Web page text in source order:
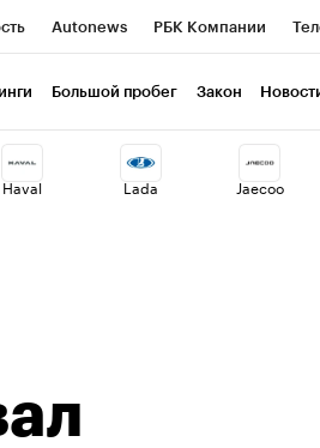
Autonews РБК Компании
Визионеры
Кредитные рейтинги Франшизы
Экономика Бизнес
Большой пробег Закон
Haval Lada Jaecoo